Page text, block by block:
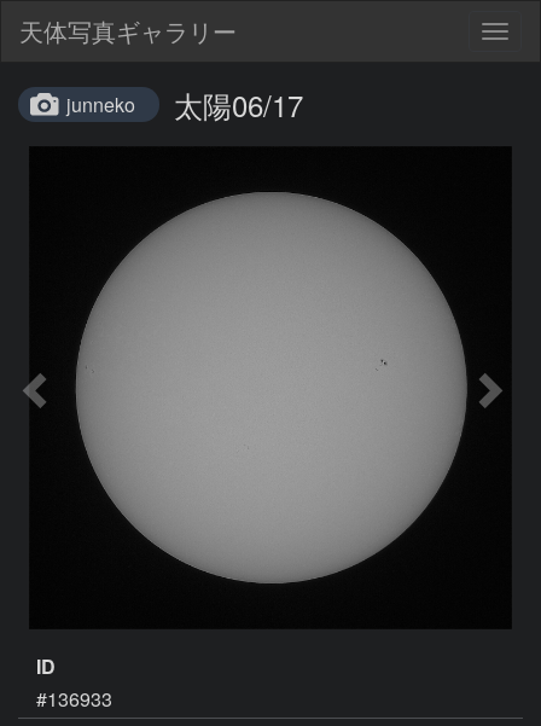
天体写真ギャラリー
junneko 太陽06/17
ID
#136933